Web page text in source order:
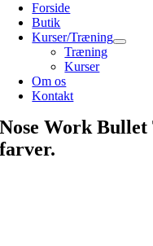
Forside
Butik
Kurser/Træning
Træning
Kurser
Om os
Kontakt
Nose Work Bullet
farver.